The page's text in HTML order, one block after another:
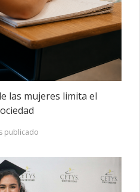
las mujeres limita el
publicado